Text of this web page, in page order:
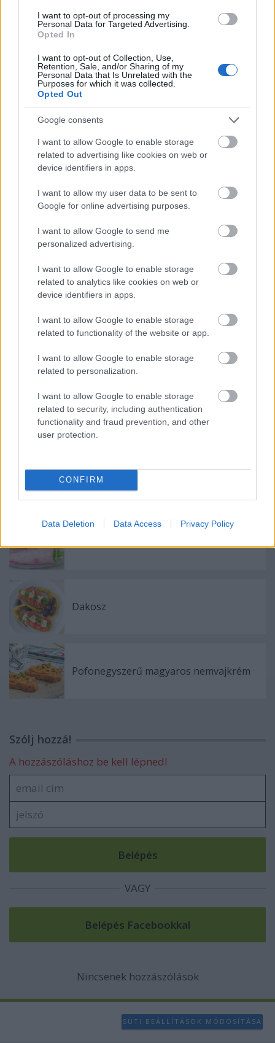
I want to opt-out of processing my
Personal Data for Targeted Advertising.
Opted In
I want to opt-out of Collection, Use,
Retention, Sale, and/or Sharing of my
Personal Data that Is Unrelated with the
Purposes for which it was collected.
Opted Out
Google consents
I want to allow Google to enable storage
related to advertising like cookies on web or
device identifiers in apps.
I want to allow my user data to be sent to
Google for online advertising purposes.
I want to allow Google to send me
personalized advertising.
I want to allow Google to enable storage
related to analytics like cookies on web or
device identifiers in apps.
I want to allow Google to enable storage
related to functionality of the website or app.
I want to allow Google to enable storage
related to personalization.
I want to allow Google to enable storage
related to security, including authentication
functionality and fraud prevention, and other
user protection.
CONFIRM
Data Deletion Data Access Privacy Policy
Jó étvágyat!
Elkészítési idő: 25 perc
Egy kattintás, és nem maradsz le a további receptekről:
Címkék:spenót tofu egyszerű
Ajánlott bejegyzések:
Csipkés rakott karfiol
Kölestúró-gombóc (gluténmentes)
Dakosz
Pofonegyszerű magyaros nemvajkrém
Szólj hozzá!
A hozzászóláshoz be kell lépned!
VAGY
Nincsenek hozzászólások
SÜTI BEÁLLÍTÁSOK MÓDOSÍTÁSA